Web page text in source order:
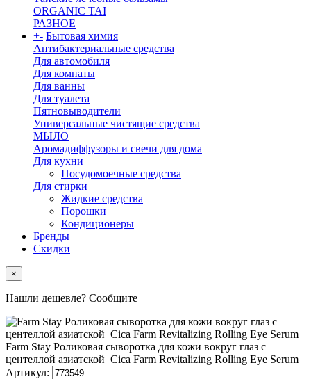
ORGANIC TAI
РАЗНОЕ
+- Бытовая химия
Антибактериальные средства
Для автомобиля
Для комнаты
Для ванны
Для туалета
Пятновыводители
Универсальные чистящие средства
МЫЛО
Аромадиффузоры и свечи для дома
Для кухни
Посудомоечные средства
Для стирки
Жидкие средства
Порошки
Кондиционеры
Бренды
Скидки
×
Нашли дешевле? Сообщите
Farm Stay Роликовая сыворотка для кожи вокруг глаз с
центеллой азиатской Cica Farm Revitalizing Rolling Eye Serum
Артикул: